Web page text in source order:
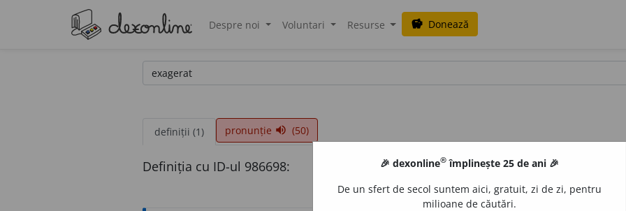
Despre noi Voluntari Resurse savings Donează
definiții (1) pronunție volume_up (50)
Definiția cu ID-ul 986698: 🎉 dexonline® împlinește 25 de ani 🎉
De un sfert de secol suntem aici, gratuit, zi de zi, pentru
milioane de căutări.